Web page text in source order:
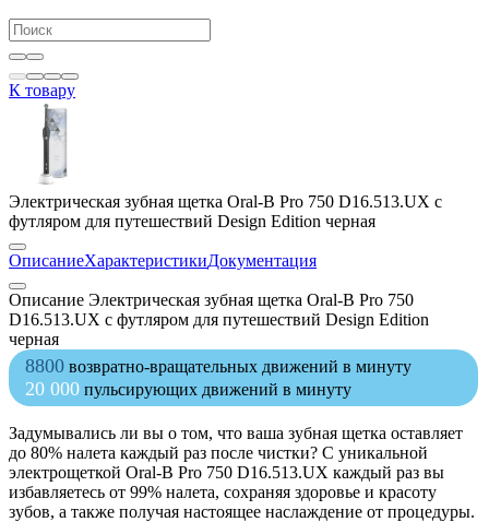
К товару
Электрическая зубная щетка Oral-B Pro 750 D16.513.UX c
футляром для путешествий Design Edition черная
ОписаниеХарактеристикиДокументация
Описание Электрическая зубная щетка Oral-B Pro 750
D16.513.UX c футляром для путешествий Design Edition
черная
8800 возвратно-вращательных движений в минуту
20 000 пульсирующих движений в минуту
Задумывались ли вы о том, что ваша зубная щетка оставляет
до 80% налета каждый раз после чистки? С уникальной
электрощеткой Oral-B Pro 750 D16.513.UX каждый раз вы
избавляетесь от 99% налета, сохраняя здоровье и красоту
зубов, а также получая настоящее наслаждение от процедуры.